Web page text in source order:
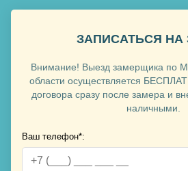
Хочу такую
ЗАПИСАТЬСЯ НА
Внимание! Выезд замерщика по
области осуществляется
договора сразу после замера и
наличными.
Ваш телефон*: